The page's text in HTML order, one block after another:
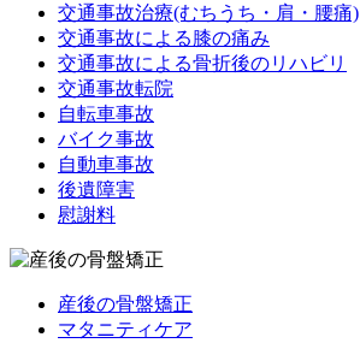
交通事故治療(むちうち・肩・腰痛)
交通事故による膝の痛み
交通事故による骨折後のリハビリ
交通事故転院
自転車事故
バイク事故
自動車事故
後遺障害
慰謝料
産後の骨盤矯正
マタニティケア